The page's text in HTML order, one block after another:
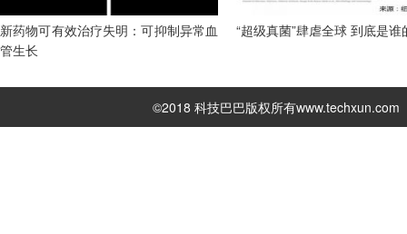
新药物可有效治疗失明：可抑制异常血
管生长
“超级真菌”肆虐全球 到底是谁
©2018 科技巴巴版权所有www.techxun.com